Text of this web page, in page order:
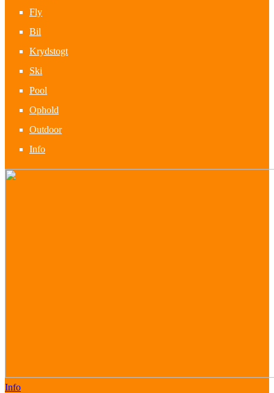
Fly
Bil
Krydstogt
Ski
Pool
Ophold
Outdoor
Info
Info